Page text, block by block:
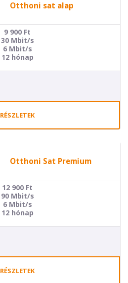
Otthoni sat alap
9 900 Ft
30 Mbit/s
6 Mbit/s
12 hónap
RÉSZLETEK
Otthoni Sat Premium
12 900 Ft
90 Mbit/s
6 Mbit/s
12 hónap
RÉSZLETEK